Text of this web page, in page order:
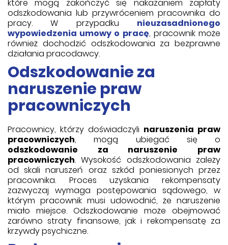
które mogą zakończyć się nakazaniem zapłaty
odszkodowania lub przywróceniem pracownika do
pracy. W przypadku nieuzasadnionego
wypowiedzenia umowy o pracę, pracownik może
również dochodzić odszkodowania za bezprawne
działania pracodawcy.
Odszkodowanie za
naruszenie praw
pracowniczych
Pracownicy, którzy doświadczyli naruszenia praw
pracowniczych, mogą ubiegać się o
odszkodowanie za naruszenie praw
pracowniczych. Wysokość odszkodowania zależy
od skali naruszeń oraz szkód poniesionych przez
pracownika. Proces uzyskania rekompensaty
zazwyczaj wymaga postępowania sądowego, w
którym pracownik musi udowodnić, że naruszenie
miało miejsce. Odszkodowanie może obejmować
zarówno straty finansowe, jak i rekompensatę za
krzywdy psychiczne.